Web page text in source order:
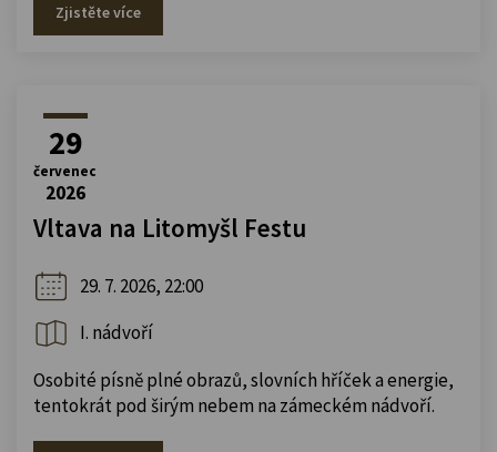
Zjistěte více
29
červenec
2026
Vltava na Litomyšl Festu
29. 7. 2026, 22:00
I. nádvoří
Osobité písně plné obrazů, slovních hříček a energie,
tentokrát pod širým nebem na zámeckém nádvoří.